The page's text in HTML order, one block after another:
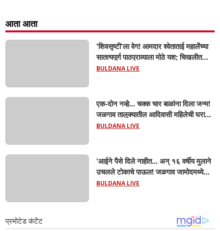
आता आता
'शिवसृष्टी'ला वेग! आमदार श्वेताताई महालेंच्या
सातत्यपूर्ण पाठपुराव्याला मोठे यश; चिखलीत
साकारणार ६५ कोटींचा भव्य 'छत्रपती शिवाजी
BULDANA LIVE
एक-दोन नव्हे... चक्क चार बाळांना दिला जन्म!
जळगाव तालुक्यातील आदिवासी महिलेची घरातच
प्रसूती; आता झाली ७ लेकरांची माय ! वैद्यकीय
BULDANA LIVE
'आईने पैसे दिले नाहीत... अन् १६ वर्षीय मुलाने
उचलले टोकाचे पाऊल! जळगाव जामोदमध्ये
खळबळ'! मुलांमधली सहनशीलता संपली काय?
BULDANA LIVE